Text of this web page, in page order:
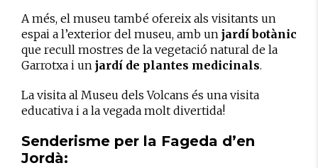
A més, el museu també ofereix als visitants un
espai a l’exterior del museu, amb un jardí botànic
que recull mostres de la vegetació natural de la
Garrotxa i un jardí de plantes medicinals.
La visita al Museu dels Volcans és una visita
educativa i a la vegada molt divertida!
Senderisme per la Fageda d’en
Jordà: